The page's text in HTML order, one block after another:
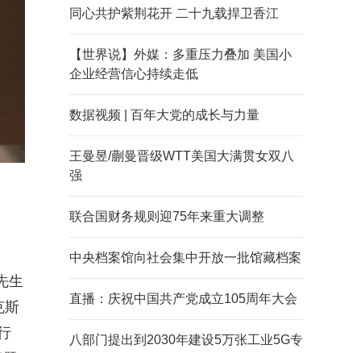
生
斯
同心共护紫荆花开 二十九载捍卫香江
【世界说】外媒：多重压力叠加 美国小
企业经营信心持续走低
数据视频 | 百年大党的成长与力量
王曼昱/蒯曼晋级WTT美国大满贯女双八
强
联合国财务规则迎75年来重大调整
中央档案馆向社会集中开放一批馆藏档案
直播：庆祝中国共产党成立105周年大会
八部门提出到2030年建设5万张工业5G专